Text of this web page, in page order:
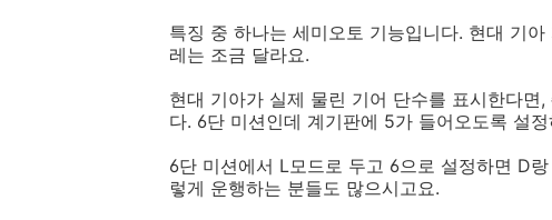
특징 중 하나는 세미오토 기능입니다. 현대 기
레는 조금 달라요.
현대 기아가 실제 물린 기어 단수를 표시한다
다. 6단 미션인데 계기판에 5가 들어오도록 설
6단 미션에서 L모드로 두고 6으로 설정하면 D
렇게 운행하는 분들도 많으시고요.